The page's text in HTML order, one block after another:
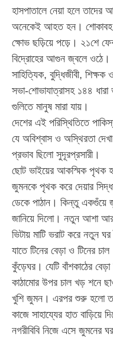
হাসপাতালে নেয়া হলে
অনেকেই আহত হন। শোকাবহ
ক্ষোভ ছড়িয়ে পড়ে। ২১শে
বিদ্রোহের আগুন জ্বলে ওঠে।
সাহিত্যিক, বুদ্ধিজীবী,
সভা-শোভাযাত্রাসহ ১৪৪
গুলিতে মানুষ মারা যায়।
দেশের এই পরিস্থিতিতে
যে অবিশ্বাস ও অস্থিরতা
প্রভাব ছিলো সুদূরপ্রসারী।
ছোট ভাইয়ের আকস্মিক পৃথক
জুমনকে পৃথক করে দেয়ার
ডেকে পাঠান। কিন্তু একগুঁয়ে
জানিয়ে দিলো। নতুন আশা
ভিটায় মাটি ভরাট করে নতুন
যাতে টিনের বেড়া ও টিনের
কুঁড়েঘর। যেটি বাঁশকাঠের
কাঠামোর উপর চাল খড় শনে
খুশি জুমন। এরপর শুরু হলো
কাজে সাহায্যের হাত বাড়িয়ে
নগরীবিবি নিজে এসে জুমনের